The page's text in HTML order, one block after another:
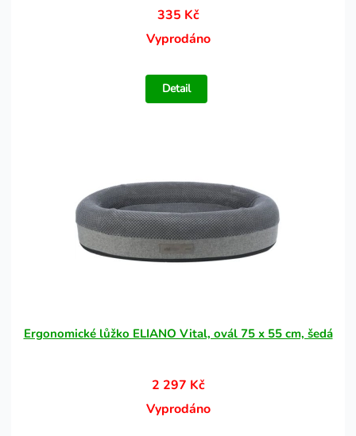
335 Kč
Vyprodáno
Detail
Ergonomické lůžko ELIANO Vital, ovál 75 x 55 cm, šedá
2 297 Kč
Vyprodáno